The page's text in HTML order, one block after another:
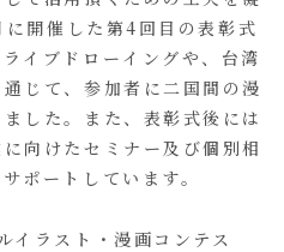
開催した第4回目の表彰式
イブドローイングや、台湾
じて、参加者に二国間の漫
した。また、表彰式後には
向けたセミナー及び個別相
ポートしています。
イラスト・漫画コンテス